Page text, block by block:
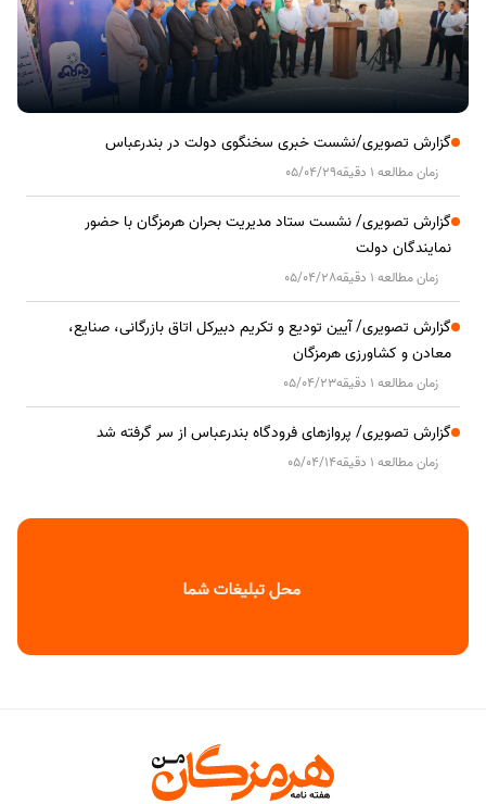
گزارش تصویری/نشست خبری سخنگوی دولت در بندرعباس
زمان مطالعه 1 دقیقه 05/04/29
گزارش تصویری/ نشست ستاد مدیریت بحران هرمزگان با حضور
نمایندگان دولت
زمان مطالعه 1 دقیقه 05/04/28
گزارش تصویری/ آیین تودیع و تکریم دبیرکل اتاق بازرگانی، صنایع،
معادن و کشاورزی هرمزگان
زمان مطالعه 1 دقیقه 05/04/23
گزارش تصویری/ پروازهای فرودگاه بندرعباس از سر گرفته شد
زمان مطالعه 1 دقیقه 05/04/14